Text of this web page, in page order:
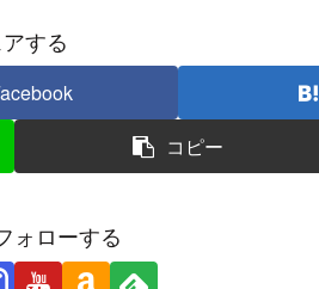
する
コピー
ォローする